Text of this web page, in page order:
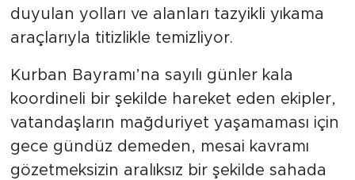
duyulan yolları ve alanları tazyikli yıkama
araçlarıyla titizlikle temizliyor.
Kurban Bayramı’na sayılı günler kala
koordineli bir şekilde hareket eden ekipler,
vatandaşların mağduriyet yaşamaması için
gece gündüz demeden, mesai kavramı
gözetmeksizin aralıksız bir şekilde sahada